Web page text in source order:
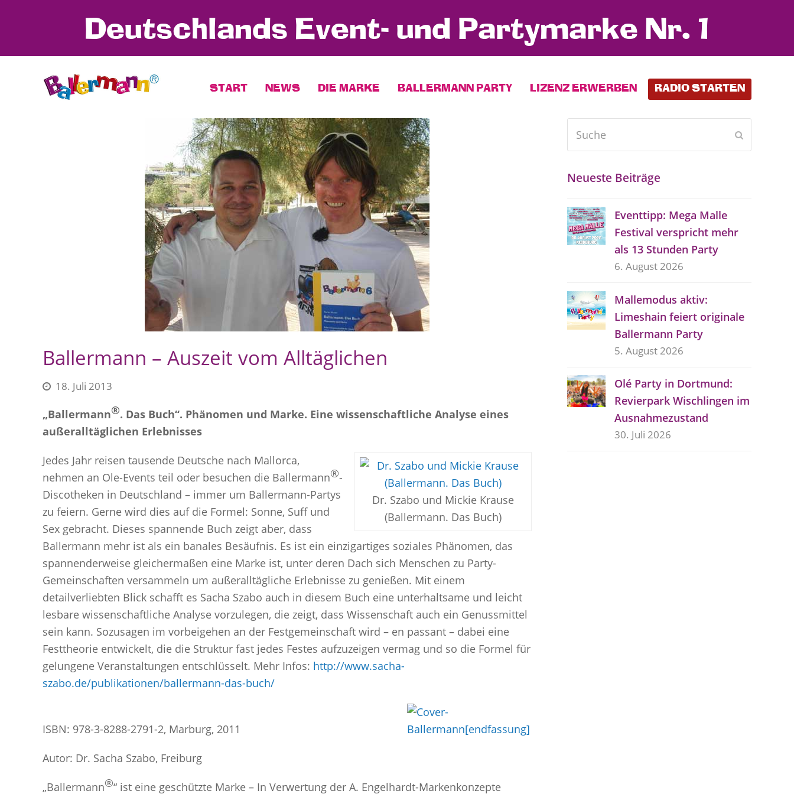
Deutschlands Event- und Partymarke Nr. 1
START NEWS DIE MARKE BALLERMANN PARTY LIZENZ ERWERBEN RADIO STARTEN
Ballermann – Auszeit vom Alltäglichen
18. Juli 2013
„Ballermann®. Das Buch“. Phänomen und Marke. Eine wissenschaftliche Analyse eines
außeralltäglichen Erlebnisses
Dr. Szabo und Mickie Krause
(Ballermann. Das Buch)
Jedes Jahr reisen tausende Deutsche nach Mallorca,
nehmen an Ole-Events teil oder besuchen die Ballermann®-
Discotheken in Deutschland – immer um Ballermann-Partys
zu feiern. Gerne wird dies auf die Formel: Sonne, Suff und
Sex gebracht. Dieses spannende Buch zeigt aber, dass
Ballermann mehr ist als ein banales Besäufnis. Es ist ein einzigartiges soziales Phänomen, das
spannenderweise gleichermaßen eine Marke ist, unter deren Dach sich Menschen zu Party-
Gemeinschaften versammeln um außeralltägliche Erlebnisse zu genießen. Mit einem
detailverliebten Blick schafft es Sacha Szabo auch in diesem Buch eine unterhaltsame und leicht
lesbare wissenschaftliche Analyse vorzulegen, die zeigt, dass Wissenschaft auch ein Genussmittel
sein kann. Sozusagen im vorbeigehen an der Festgemeinschaft wird – en passant – dabei eine
Festtheorie entwickelt, die die Struktur fast jedes Festes aufzuzeigen vermag und so die Formel für
gelungene Veranstaltungen entschlüsselt. Mehr Infos: http://www.sacha-
szabo.de/publikationen/ballermann-das-buch/
ISBN: 978-3-8288-2791-2, Marburg, 2011
Autor: Dr. Sacha Szabo, Freiburg
„Ballermann®“ ist eine geschützte Marke – In Verwertung der A. Engelhardt-Markenkonzepte
Neueste Beiträge
Eventtipp: Mega Malle
Festival verspricht mehr
als 13 Stunden Party
6. August 2026
Mallemodus aktiv:
Limeshain feiert originale
Ballermann Party
5. August 2026
Olé Party in Dortmund:
Revierpark Wischlingen im
Ausnahmezustand
30. Juli 2026